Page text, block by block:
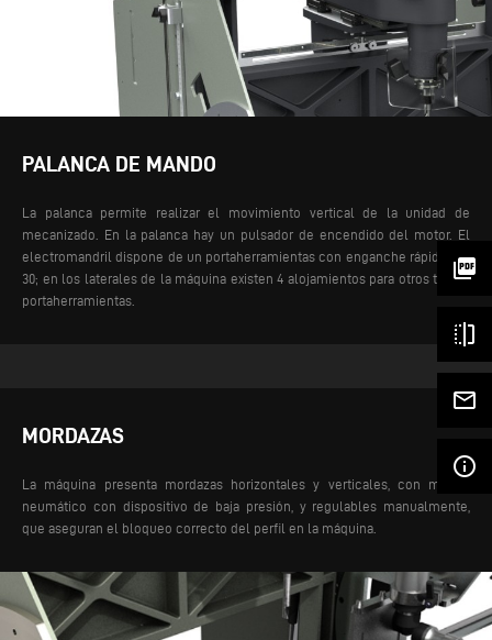
picture_as_pdf
flip
mail_outline
info_outline
PALANCA DE MANDO
La palanca permite realizar el movimiento vertical de la unidad de
mecanizado. En la palanca hay un pulsador de encendido del motor. El
electromandril dispone de un portaherramientas con enganche rápido ISO
30; en los laterales de la máquina existen 4 alojamientos para otros tantos
portaherramientas.
MORDAZAS
La máquina presenta mordazas horizontales y verticales, con mando
neumático con dispositivo de baja presión, y regulables manualmente,
que aseguran el bloqueo correcto del perfil en la máquina.